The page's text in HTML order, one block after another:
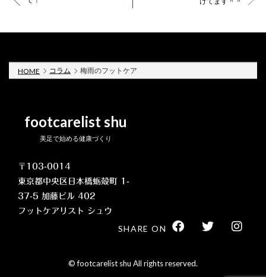
HOME コラム 梅雨のフットケア
footcarelist shu
美足で始める健康づくり
〒103-0014
東京都中央区日本橋蛎殻町 1-
37-5 加藤ビル 402
フットケアリスト シュウ
SHARE ON
© footcarelist shu All rights reserved.